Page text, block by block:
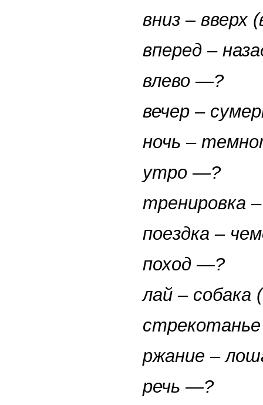
вниз – вверх
вперед –
влево —?
вечер –
ночь –
утро —?
тренировка
поездка –
поход —?
лай – собака
стрекотанье
ржание –
речь —?